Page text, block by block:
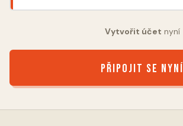
Vytvořit účet nyní
Připojit se nyní